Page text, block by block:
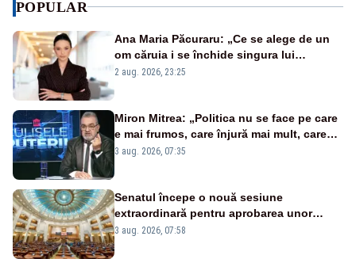
POPULAR
Ana Maria Păcuraru: „Ce se alege de un
om căruia i se închide singura lui
portiță?”
2 aug. 2026, 23:25
Miron Mitrea: „Politica nu se face pe care
e mai frumos, care înjură mai mult, care
țipă mai tare, ci pe proiecte”
3 aug. 2026, 07:35
Senatul începe o nouă sesiune
extraordinară pentru aprobarea unor
jaloane din PNRR
3 aug. 2026, 07:58